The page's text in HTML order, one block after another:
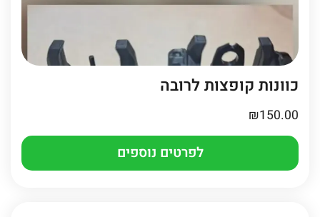
כוונות קופצות לרובה
₪150.00
לפרטים נוספים